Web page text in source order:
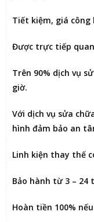
Tiết kiệm, giá
Được trực tiếp
Trên 90% dịch vụ
giờ.
Với dịch vụ sửa
hình đảm bảo an
Linh kiện thay thế
Bảo hành từ 3 – 24
Hoàn tiền 100%